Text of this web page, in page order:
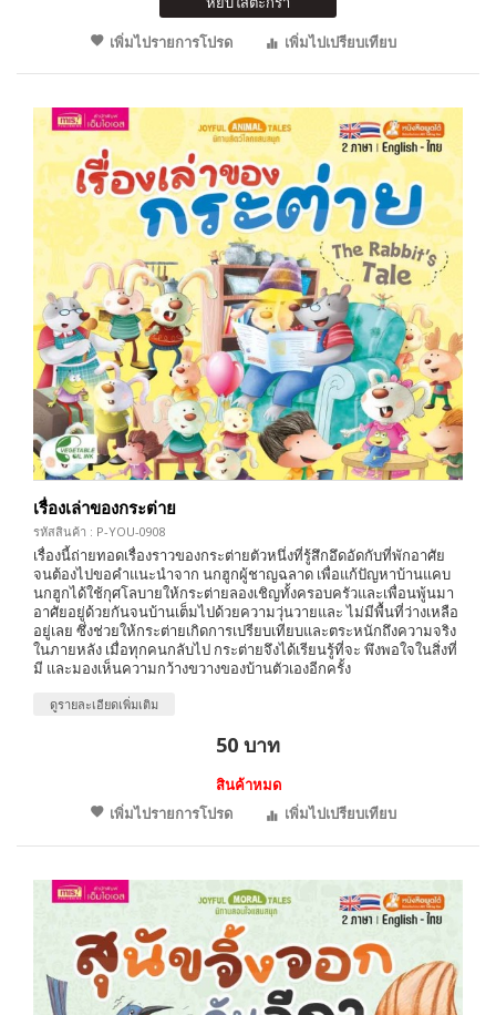
เพิ่มไปรายการโปรด
เพิ่มไปเปรียบเทียบ
เรื่องเล่าของกระต่าย
รหัสสินค้า : P-YOU-0908
เรื่องนี้ถ่ายทอดเรื่องราวของกระต่ายตัวหนึ่งที่รู้สึกอึดอัดกับที่พักอาศัย
จนต้องไปขอคำแนะนำจาก นกฮูกผู้ชาญฉลาด เพื่อแก้ปัญหาบ้านแคบ
นกฮูกได้ใช้กุศโลบายให้กระต่ายลองเชิญทั้งครอบครัวและเพื่อนพู้นมา
อาศัยอยู่ด้วยกันจนบ้านเต็มไปด้วยความวุ่นวายและ ไม่มีพื้นที่ว่างเหลือ
อยู่เลย ซึ่งช่วยให้กระต่ายเกิดการเปรียบเทียบและตระหนักถึงความจริง
ในภายหลัง เมื่อทุกคนกลับไป กระต่ายจึงได้เรียนรู้ที่จะ พึงพอใจในสิ่งที่
มี และมองเห็นความกว้างขวางของบ้านตัวเองอีกครั้ง
ดูรายละเอียดเพิ่มเติม
50 บาท
สินค้าหมด
เพิ่มไปรายการโปรด
เพิ่มไปเปรียบเทียบ